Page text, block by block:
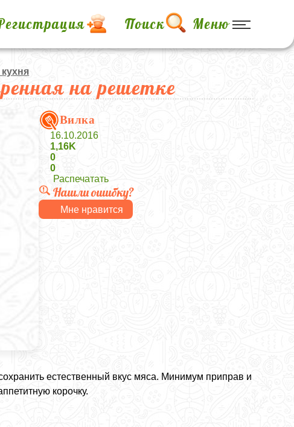
Поиск Меню
на решетке
Вилка
16.10.2016
1,16K
0
0
Распечатать
Нашли ошибку?
Мне нравится
естественный вкус мяса. Минимум приправ и
корочку.